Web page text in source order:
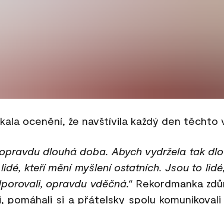
ocenění, že navštívila každý den těchto
dlouhá doba. Abych vydržela tak
kteří mění myšlení ostatních. Jsou to
opravdu vděčná.“Rekordmanka
pomáhali si a přátelsky spolu